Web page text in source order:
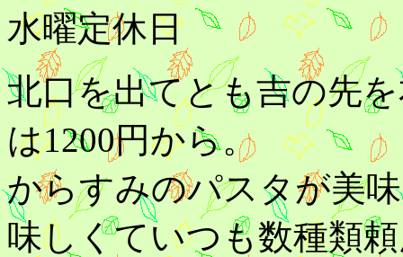
水曜定休日
北口を出てとも吉の先
は1200円から。
からすみのパスタが美
味しくていつも数種類